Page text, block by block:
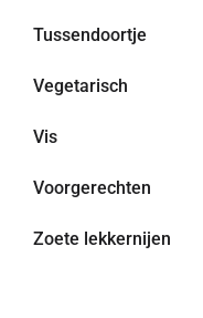
Tussendoortje
Vegetarisch
Vis
Voorgerechten
Zoete lekkernijen